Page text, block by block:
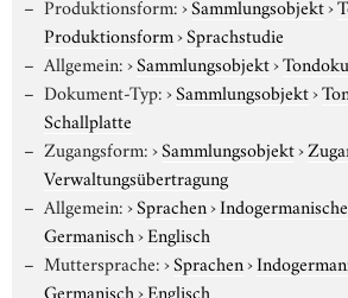
Produktionsform:›Sammlungsobjekt›
Produktionsform›Sprachstudie
Allgemein:›Sammlungsobjekt›
Dokument-Typ:›Sammlungsobjekt›
Schallplatte
Zugangsform:›Sammlungsobjekt›
Verwaltungsübertragung
Allgemein:›Sprachen›
Germanisch›Englisch
Muttersprache:›Sprachen›
Germanisch›Englisch